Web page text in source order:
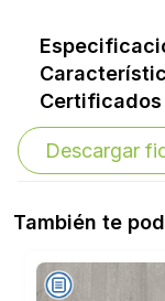
Certificados
Descargar
También te